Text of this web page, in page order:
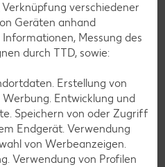
verschiedener
Geräten anhand
Messung des
durch TTD, sowie:
Erstellung von
Entwicklung und
Speichern von oder Zugriff
Endgerät. Verwendung
von Werbeanzeigen.
Verwendung von Profilen